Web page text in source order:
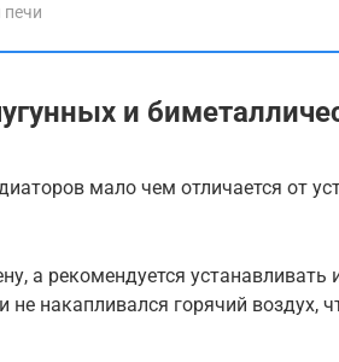
и
мало чем отличается от
а рекомендуется
не накапливался горячий воздух,